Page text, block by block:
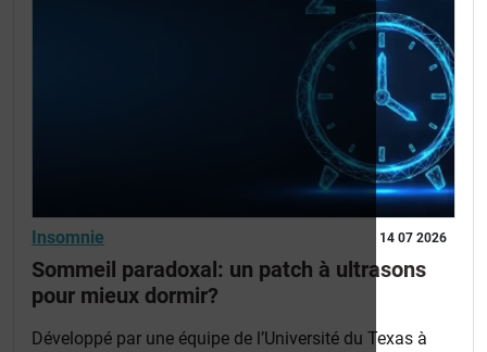
14 07 2026
Insomnie
Sommeil paradoxal: un patch à ultrasons
pour mieux dormir?
Développé par une équipe de l’Université du Texas à